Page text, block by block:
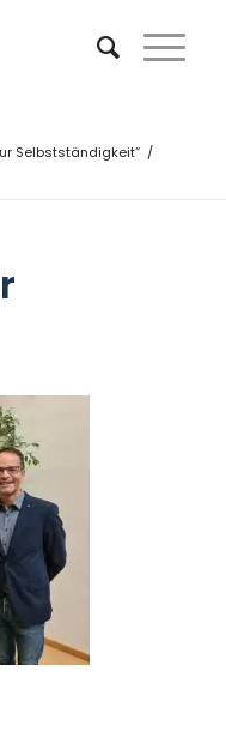
Selbstständigkeit“ /